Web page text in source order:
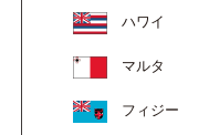
ハワイ
マルタ
フィジー